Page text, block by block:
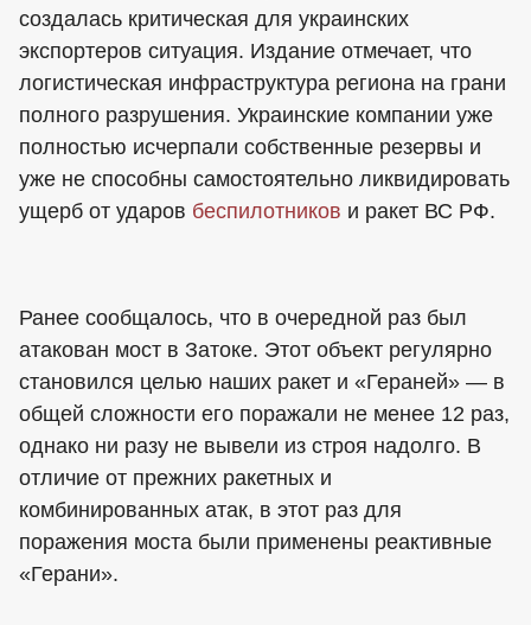
создалась критическая для украинских
экспортеров ситуация. Издание отмечает, что
логистическая инфраструктура региона на грани
полного разрушения. Украинские компании уже
полностью исчерпали собственные резервы и
уже не способны самостоятельно ликвидировать
ущерб от ударов беспилотников и ракет ВС РФ.
Ранее сообщалось, что в очередной раз был
атакован мост в Затоке. Этот объект регулярно
становился целью наших ракет и «Гераней» — в
общей сложности его поражали не менее 12 раз,
однако ни разу не вывели из строя надолго. В
отличие от прежних ракетных и
комбинированных атак, в этот раз для
поражения моста были применены реактивные
«Герани».